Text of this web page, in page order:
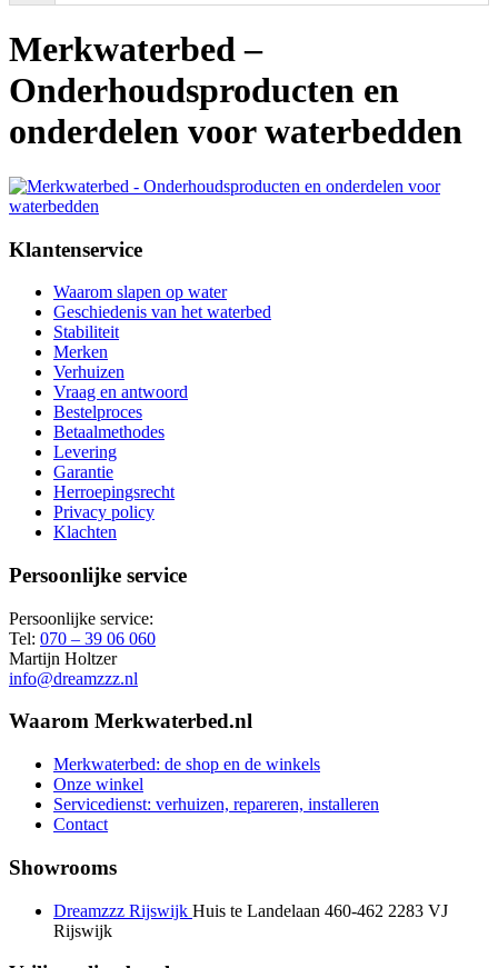
Merkwaterbed –
Onderhoudsproducten en
onderdelen voor waterbedden
Klantenservice
Waarom slapen op water
Geschiedenis van het waterbed
Stabiliteit
Merken
Verhuizen
Vraag en antwoord
Bestelproces
Betaalmethodes
Levering
Garantie
Herroepingsrecht
Privacy policy
Klachten
Persoonlijke service
Persoonlijke service:
Tel: 070 – 39 06 060
Martijn Holtzer
info@dreamzzz.nl
Waarom Merkwaterbed.nl
Merkwaterbed: de shop en de winkels
Onze winkel
Servicedienst: verhuizen, repareren, installeren
Contact
Showrooms
Dreamzzz Rijswijk Huis te Landelaan 460-462 2283 VJ
Rijswijk